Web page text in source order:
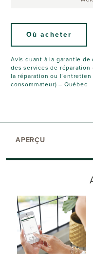
Où acheter
Avis quant à la garantie
des services de
la réparation ou
consommateur) – Québec
APERÇU